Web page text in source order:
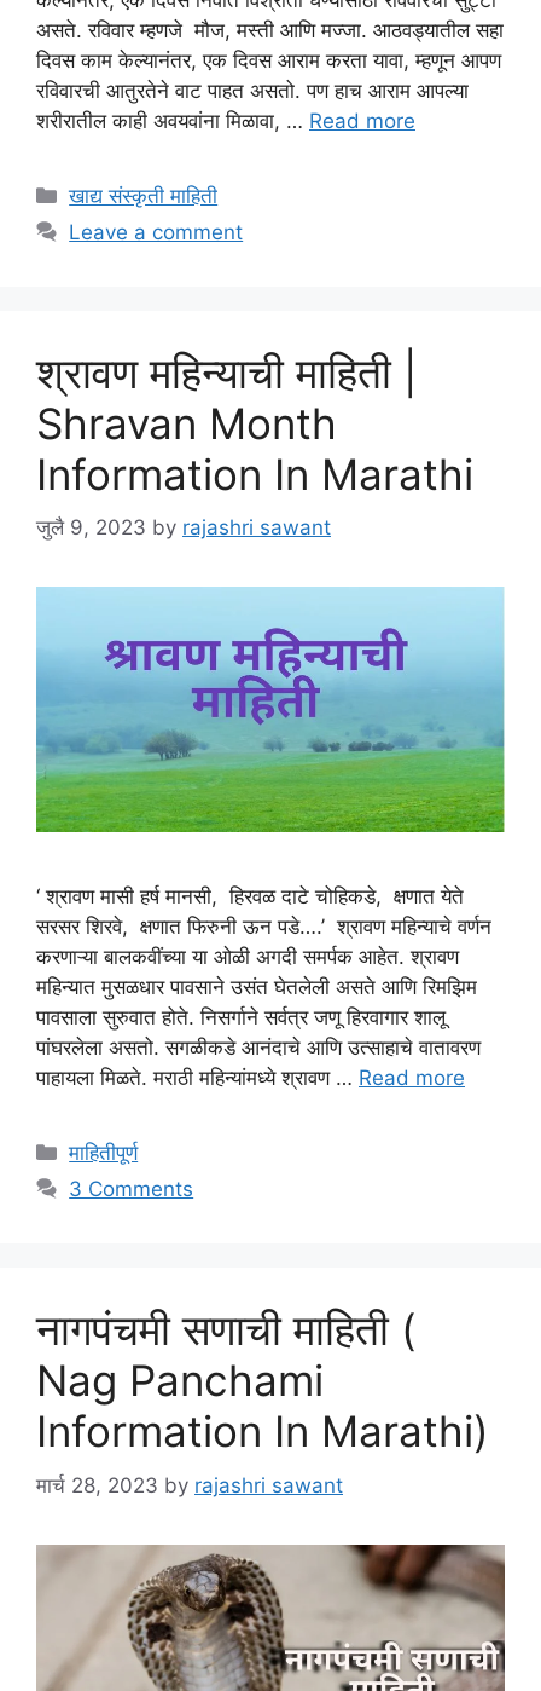
असते. रविवार म्हणजे मौज, मस्ती आणि मज्जा. आठवड्यातील सहा
दिवस काम केल्यानंतर, एक दिवस आराम करता यावा, म्हणून आपण
रविवारची आतुरतेने वाट पाहत असतो. पण हाच आराम आपल्या
शरीरातील काही अवयवांना मिळावा, … Read more
Categories
खाद्य संस्कृती माहिती
Leave a comment
श्रावण महिन्याची माहिती |
Shravan Month
Information In Marathi
जुलै 9, 2023 by rajashri sawant
‘ श्रावण मासी हर्ष मानसी, हिरवळ दाटे चोहिकडे, क्षणात येते
सरसर शिरवे, क्षणात फिरुनी ऊन पडे….’ श्रावण महिन्याचे वर्णन
करणाऱ्या बालकवींच्या या ओळी अगदी समर्पक आहेत. श्रावण
महिन्यात मुसळधार पावसाने उसंत घेतलेली असते आणि रिमझिम
पावसाला सुरुवात होते. निसर्गाने सर्वत्र जणू हिरवागार शालू
पांघरलेला असतो. सगळीकडे आनंदाचे आणि उत्साहाचे वातावरण
पाहायला मिळते. मराठी महिन्यांमध्ये श्रावण … Read more
Categories
माहितीपूर्ण
3 Comments
नागपंचमी सणाची माहिती (
Nag Panchami
Information In Marathi)
मार्च 28, 2023 by rajashri sawant